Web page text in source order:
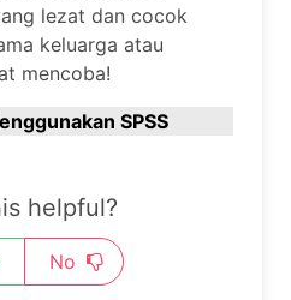
lezat dan cocok
keluarga atau
mencoba!
SPSS
helpful?
No